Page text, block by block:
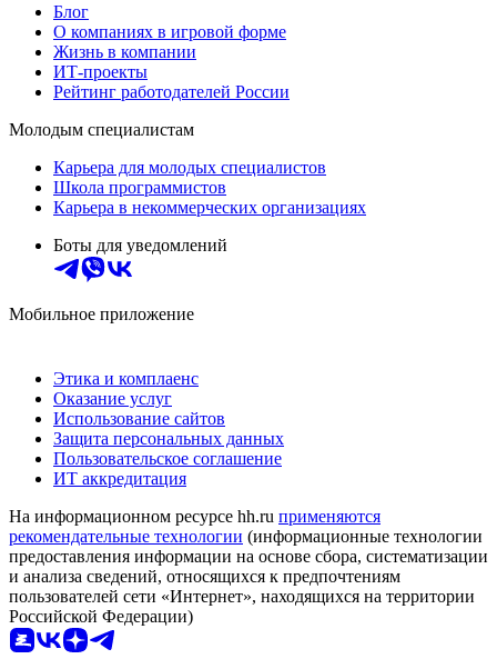
Блог
О компаниях в игровой форме
Жизнь в компании
ИТ-проекты
Рейтинг работодателей России
Молодым специалистам
Карьера для молодых специалистов
Школа программистов
Карьера в некоммерческих организациях
Боты для уведомлений
Мобильное приложение
Этика и комплаенс
Оказание услуг
Использование сайтов
Защита персональных данных
Пользовательское соглашение
ИТ аккредитация
На информационном ресурсе hh.ru применяются
рекомендательные технологии (информационные технологии
предоставления информации на основе сбора, систематизации
и анализа сведений, относящихся к предпочтениям
пользователей сети «Интернет», находящихся на территории
Российской Федерации)